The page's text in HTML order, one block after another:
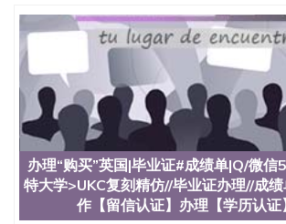
办理“购买”英国|毕业证#成绩单|Q/微
特大学>UKC复刻精仿//毕业证办理//成
作【留信认证】办理【学历认证